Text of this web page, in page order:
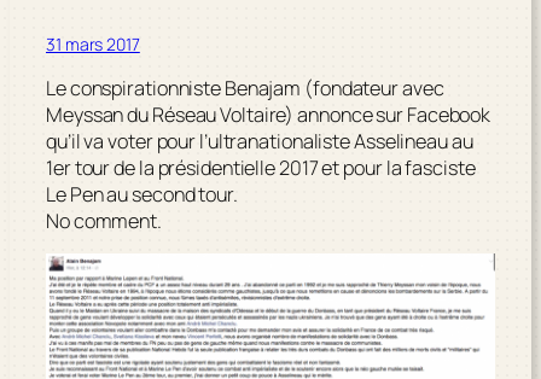
31 mars 2017
Le conspirationniste Benajam (fondateur avec
Meyssan du Réseau Voltaire) annonce sur Facebook
qu’il va voter pour l’ultranationaliste Asselineau au
1er tour de la présidentielle 2017 et pour la fasciste
Le Pen au second tour.
No comment.